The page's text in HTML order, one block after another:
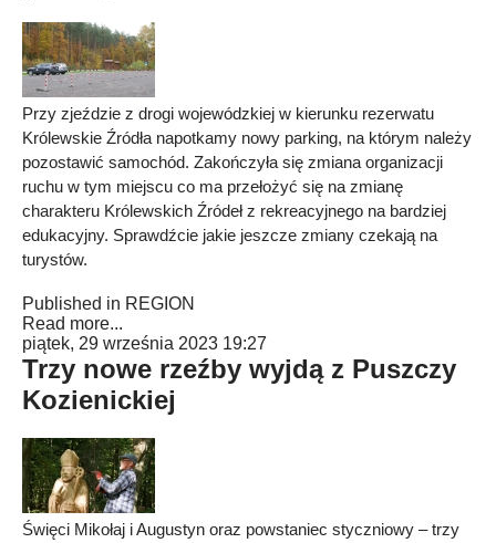
Przy zjeździe z drogi wojewódzkiej w kierunku rezerwatu
Królewskie Źródła napotkamy nowy parking, na którym należy
pozostawić samochód. Zakończyła się zmiana organizacji
ruchu w tym miejscu co ma przełożyć się na zmianę
charakteru Królewskich Źródeł z rekreacyjnego na bardziej
edukacyjny. Sprawdźcie jakie jeszcze zmiany czekają na
turystów.
Published in REGION
Read more...
piątek, 29 września 2023 19:27
Trzy nowe rzeźby wyjdą z Puszczy
Kozienickiej
Święci Mikołaj i Augustyn oraz powstaniec styczniowy – trzy